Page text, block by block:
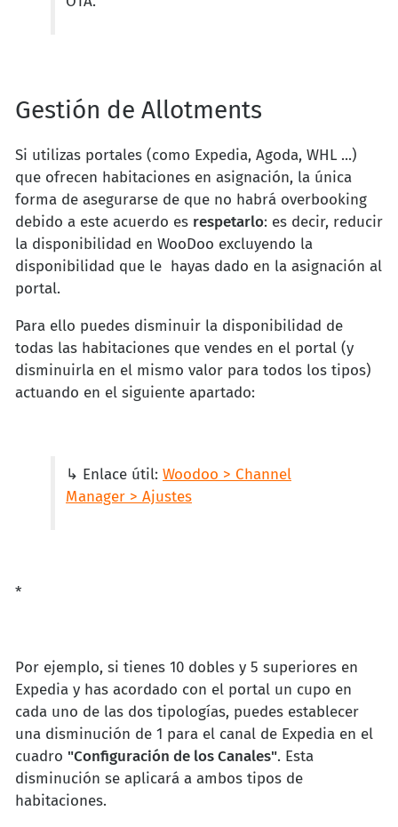
Gestión de Allotments
Si utilizas portales (como Expedia, Agoda, WHL ...)
que ofrecen habitaciones en asignación, la única
forma de asegurarse de que no habrá overbooking
debido a este acuerdo es respetarlo: es decir, reducir
la disponibilidad en WooDoo excluyendo la
disponibilidad que le hayas dado en la asignación al
portal.
Para ello puedes disminuir la disponibilidad de
todas las habitaciones que vendes en el portal (y
disminuirla en el mismo valor para todos los tipos)
actuando en el siguiente apartado:
↳ Enlace útil: Woodoo > Channel
Manager > Ajustes
*
Por ejemplo, si tienes 10 dobles y 5 superiores en
Expedia y has acordado con el portal un cupo en
cada uno de las dos tipologías, puedes establecer
una disminución de 1 para el canal de Expedia en el
cuadro "Configuración de los Canales". Esta
disminución se aplicará a ambos tipos de
habitaciones.